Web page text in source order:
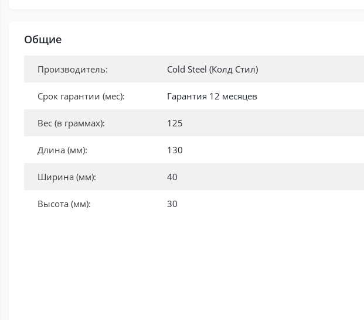
Общие
Производитель: Cold Steel (Колд Стил)
Срок гарантии (мес): Гарантия 12 месяцев
Вес (в граммах): 125
Длина (мм): 130
Ширина (мм): 40
Высота (мм): 30